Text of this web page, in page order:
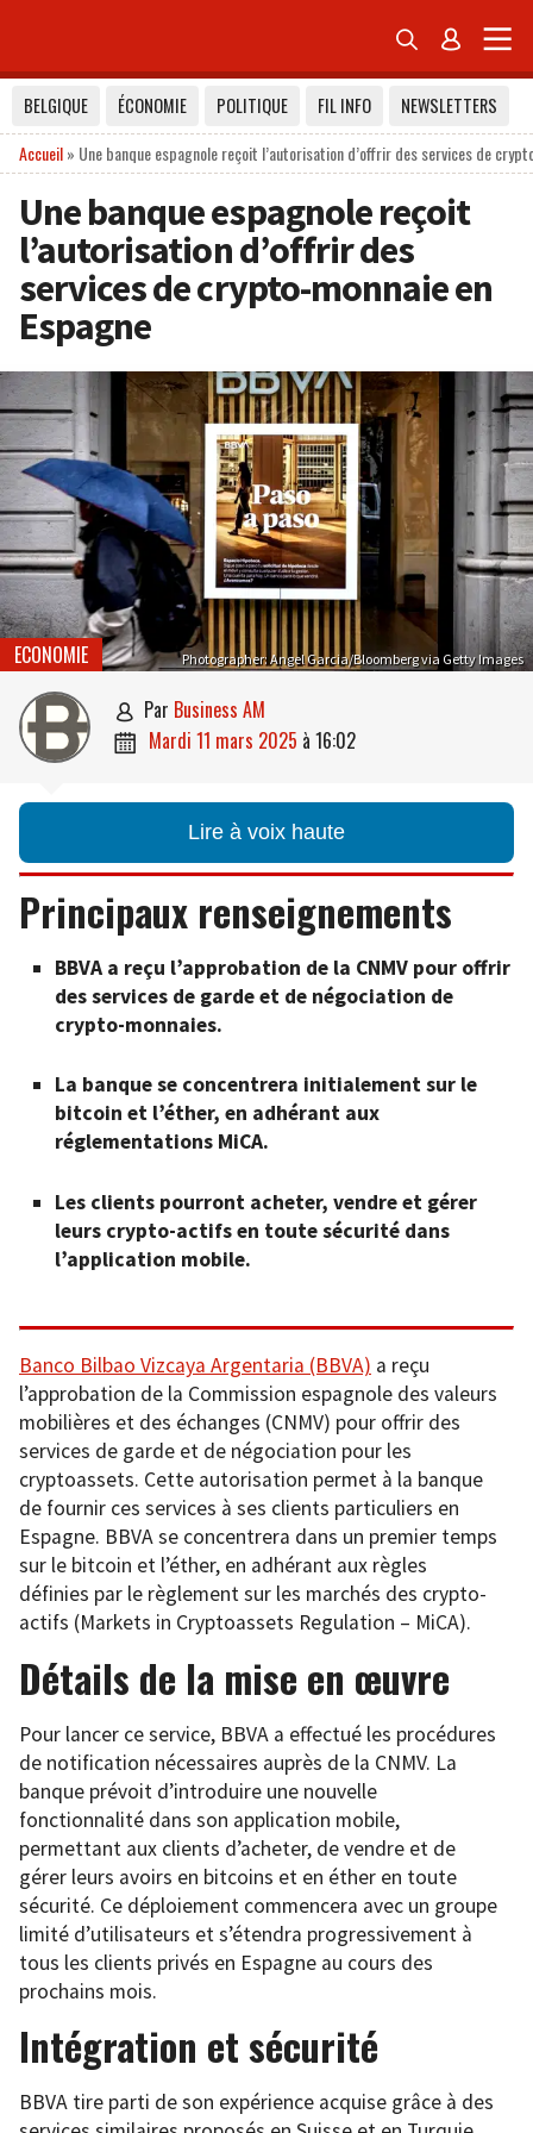
 
BELGIQUE ÉCONOMIE POLITIQUE FIL INFO
NEWSLETTERS
Accueil» Une banque espagnole reçoit l’autorisation d’offrir des services de
Une banque espagnole reçoit
l’autorisation d’offrir des
services de crypto-monnaie en
Espagne
Photographer: Angel Garcia/Bloomberg via Getty Images
ECONOMIE
 par Business AM
 mardi 11 mars 2025 à 16:02
Lire à voix haute
Principaux renseignements
BBVA a reçu l’approbation de la CNMV pour offrir
des services de garde et de négociation de
crypto-monnaies.
La banque se concentrera initialement sur le
bitcoin et l’éther, en adhérant aux
réglementations MiCA.
Les clients pourront acheter, vendre et gérer
leurs crypto-actifs en toute sécurité dans
l’application mobile.
Banco Bilbao Vizcaya Argentaria (BBVA) a reçu
l’approbation de la Commission espagnole des valeurs
mobilières et des échanges (CNMV) pour offrir des
services de garde et de négociation pour les
cryptoassets. Cette autorisation permet à la banque
de fournir ces services à ses clients particuliers en
Espagne. BBVA se concentrera dans un premier temps
sur le bitcoin et l’éther, en adhérant aux règles
définies par le règlement sur les marchés des crypto-
actifs (Markets in Cryptoassets Regulation – MiCA).
Détails de la mise en œuvre
Pour lancer ce service, BBVA a effectué les procédures
de notification nécessaires auprès de la CNMV. La
banque prévoit d’introduire une nouvelle
fonctionnalité dans son application mobile,
permettant aux clients d’acheter, de vendre et de
gérer leurs avoirs en bitcoins et en éther en toute
sécurité. Ce déploiement commencera avec un groupe
limité d’utilisateurs et s’étendra progressivement à
tous les clients privés en Espagne au cours des
prochains mois.
Intégration et sécurité
BBVA tire parti de son expérience acquise grâce à des